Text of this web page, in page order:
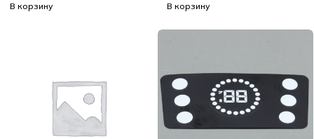
В корзину В корзину